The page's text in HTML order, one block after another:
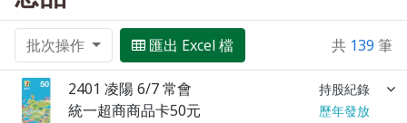
批次操作 匯出 Excel 檔 共 139 筆
2401 凌陽 6/7 常會 持股紀錄
統一超商商品卡50元
歷年發放